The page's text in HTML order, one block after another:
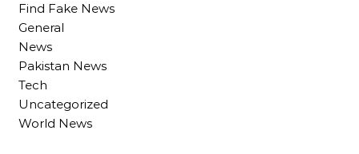
Find Fake News
General
News
Pakistan News
Tech
Uncategorized
World News